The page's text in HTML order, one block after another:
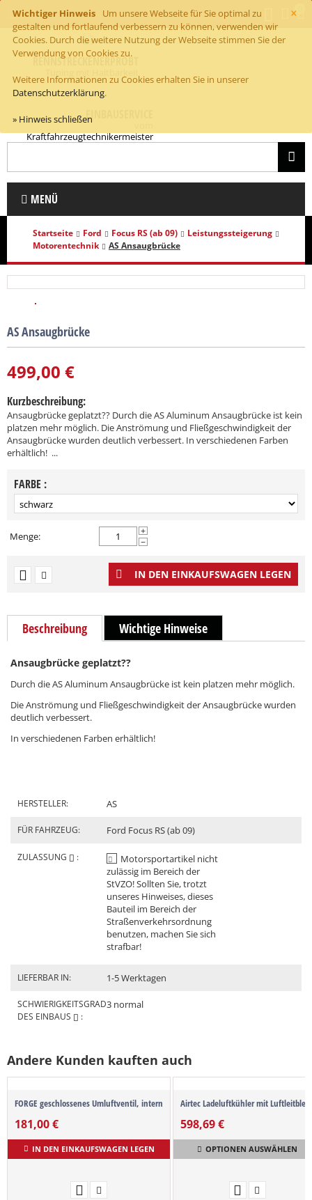
×
Wichtiger Hinweis
Um unsere Webseite für Sie optimal zu
gestalten und fortlaufend verbessern zu können, verwenden wir
Cookies. Durch die weitere Nutzung der Webseite stimmen Sie der
Verwendung von Cookies zu.
Weitere Informationen zu Cookies erhalten Sie in unserer
Datenschutzerklärung.
» Hinweis schließen
RENNSTRECKENERPROBT
EINBAUSERVICE
Kraftfahrzeugtechnikermeister
MENÜ
Startseite Ford Focus RS (ab 09)
Leistungssteigerung
Motorentechnik
AS Ansaugbrücke
AS Ansaugbrücke
499,00 €
Kurzbeschreibung:
Ansaugbrücke geplatzt?? Durch die AS Aluminum Ansaugbrücke ist kein
platzen mehr möglich. Die Anströmung und Fließgeschwindigkeit der
Ansaugbrücke wurden deutlich verbessert. In verschiedenen Farben
erhältlich! ...
FARBE :
Menge:
+
−
IN DEN EINKAUFSWAGEN LEGEN
Beschreibung Wichtige Hinweise
Ansaugbrücke geplatzt??
Durch die AS Aluminum Ansaugbrücke ist kein platzen mehr möglich.
Die Anströmung und Fließgeschwindigkeit der Ansaugbrücke wurden
deutlich verbessert.
In verschiedenen Farben erhältlich!
HERSTELLER: AS
FÜR FAHRZEUG: Ford Focus RS (ab 09)
ZULASSUNG :
Motorsportartikel nicht
zulässig im Bereich der
StVZO! Sollten Sie, trotzt
unseres Hinweises, dieses
Bauteil im Bereich der
Straßenverkehrsordnung
benutzen, machen Sie sich
strafbar!
LIEFERBAR IN: 1-5 Werktagen
SCHWIERIGKEITSGRAD
DES EINBAUS
:
3 normal
Andere Kunden kauften auch
FORGE geschlossenes Umluftventil, intern
181,00€
IN DEN EINKAUFSWAGEN LEGEN
Airtec Ladeluftkühler mit
598,69€
OPTIONEN AUSWÄHLEN